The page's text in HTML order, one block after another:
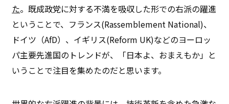
た。既成政党に対する不満を吸収した形での右派の躍進
ということで、フランス(Rassemblement National)、
ドイツ（AfD）、イギリス(Reform UK)などのヨーロッ
パ主要先進国のトレンドが、「日本よ、おまえもか」と
いうことで注目を集めたのだと思います。